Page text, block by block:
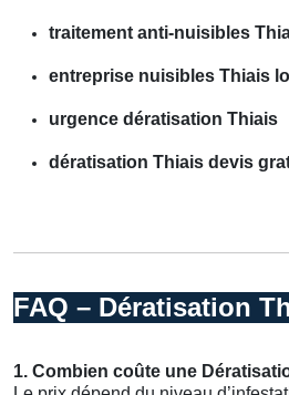
traitement anti-nuisibles
entreprise nuisibles Thiais
urgence dératisation Thiais
dératisation Thiais devis
FAQ – Dératisation
1. Combien coûte une